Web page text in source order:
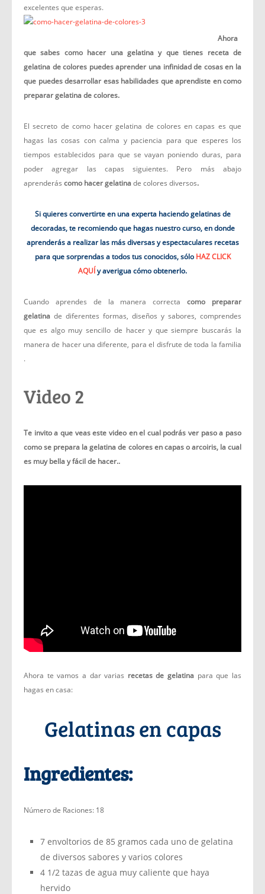
excelentes que esperas.
Ahora
que sabes como hacer una gelatina y que tienes receta de
gelatina de colores puedes aprender una infinidad de cosas en la
que puedes desarrollar esas habilidades queaprendiste en como
preparar gelatina de colores.
El secreto de como hacer gelatina de colores en capas es que
hagas las cosas con calma y paciencia para que esperes los
tiempos establecidos para que se vayan poniendo duras, para
poder agregar las capas siguientes. Pero más abajo
aprenderás como hacer gelatinade colores diversos.
Si quieres convertirte en una experta haciendo gelatinas de
decoradas, te recomiendo que hagas nuestro curso, en donde
aprenderás a realizar las más diversas y espectaculares recetas
para que sorprendas a todos tus conocidos, sólo HAZ CLICK
AQUÍy averigua cómo obtenerlo.
Cuando aprendes de la manera correctacomo preparar
gelatina de diferentes formas, diseños y sabores, comprendes
que es algo muy sencillo de hacer y que siempre buscarás la
manera de hacer una diferente, para el disfrute de toda la familia
.
Video 2
Te invito a que veas este video en el cual podrás ver paso a paso
como se prepara la gelatina de colores en capas o arcoiris, la cual
es muy bella y fácil de hacer..
Ahora te vamos a dar varias recetas de gelatina para que las
hagas en casa:
Gelatinas en capas
Ingredientes:
Número de Raciones: 18
7 envoltorios de 85 gramos cada uno de gelatina
de diversos sabores y varios colores
4 1/2 tazas de agua muy caliente que haya
hervido